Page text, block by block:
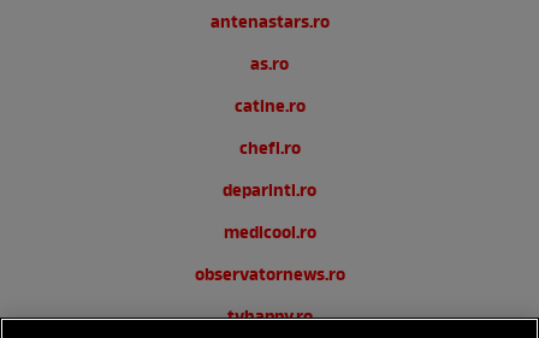
antenastars.ro
as.ro
catine.ro
chefi.ro
deparinti.ro
medicool.ro
observatornews.ro
tvhappy.ro